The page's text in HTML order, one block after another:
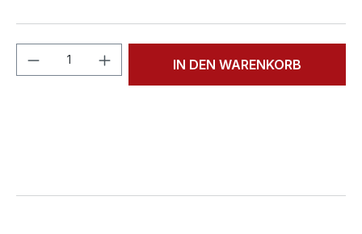
Produkt Anzahl: Gib denIN DEN WARENKORB